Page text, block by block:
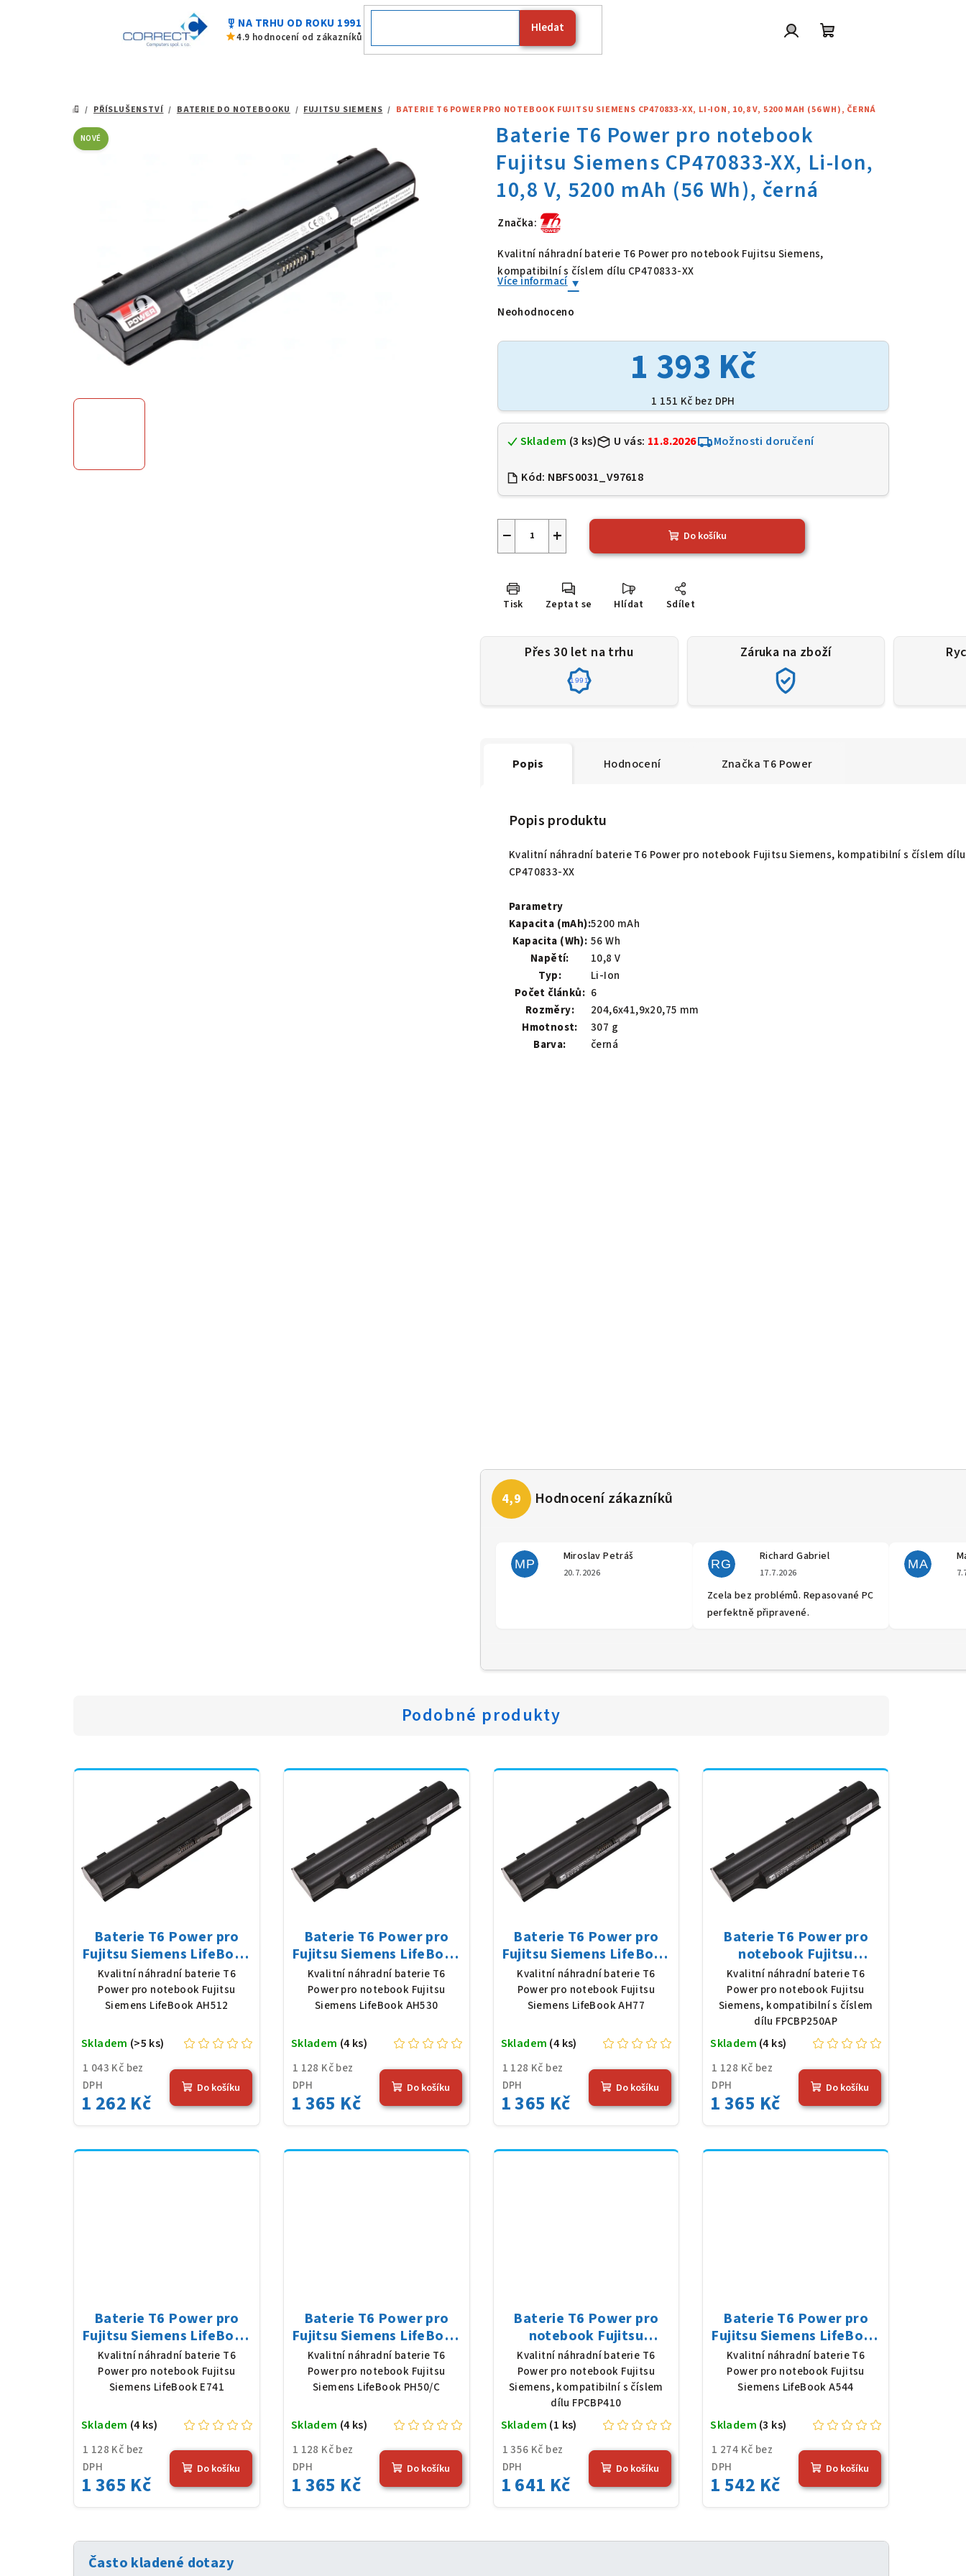
military_tech NA TRHU OD ROKU 1991
star4.9 hodnocení od zákazníků
Hledat
DOMŮ
/ PŘÍSLUŠENSTVÍ / BATERIE DO NOTEBOOKU / FUJITSU SIEMENS / BATERIE T6 POWER PRO NOTEBOOK FUJITSU SIEMENS CP470833-XX, LI-ION, 10,8 V, 5200 MAH (56 WH), ČERNÁ
Značka:
Baterie T6 Power pro notebook Fujitsu
Kvalitní náhradní baterie T6 Power pro notebook Fujitsu Siemens,
kompatibilní s číslem dílu CP470833-XX
Více informací
Průměrné
produktu
je
Neohodnoceno
1 393 Kč
1 151 Kč bez DPH
Skladem (3 ks) U vás: 11.8.2026 Možnosti doručení
Kód: NBFS0031_V97618
+
− Do košíku
Tisk Zeptat se Hlídat Sdílet
NOVÉ
Přes 30 let na trhu
1991
Záruka na zboží
Popis Hodnocení Značka T6 Power
Popis produktu
Kvalitní náhradní baterie T6 Power pro notebook Fujitsu Siemens, kompatibilní s číslem dílu
CP470833-XX
Parametry
Kapacita (mAh):5200 mAh
Kapacita (Wh): 56 Wh
Napětí:
10,8 V
Typ:
Li-Ion
Počet článků: 6
Rozměry:
204,6x41,9x20,75 mm
Hmotnost:
307 g
Barva:
černá
MP
Miroslav Petráš
Hodnocení obchodu je 5 z 5 hvězdiček.
20.7.2026
RG
Richard Gabriel
Hodnocení obchodu je 5 z 5
17.7.2026
Zcela bez problémů. Repasované PC
perfektně připravené.
MA
Podobné produkty
Baterie T6 Power pro
Fujitsu Siemens LifeBook
AH512, Li-Ion, 10,8 V,
5200 mAh (56 Wh), černá
Kvalitní náhradní baterie T6
Power pro notebook Fujitsu
Siemens LifeBook AH512
1 043 Kč bez
DPH
1 262 Kč
Skladem (>5 ks)
Do košíku
Baterie T6 Power pro
Fujitsu Siemens LifeBook
AH530, Li-Ion, 10,8 V,
5200 mAh (56 Wh), černá
Kvalitní náhradní baterie T6
Power pro notebook Fujitsu
Siemens LifeBook AH530
1 128 Kč bez
DPH
1 365 Kč
Skladem (4 ks)
Do košíku
Baterie T6 Power pro
Fujitsu Siemens LifeBook
AH77, Li-Ion, 10,8 V, 5200
mAh (56 Wh), černá
Kvalitní náhradní baterie T6
Power pro notebook Fujitsu
Siemens LifeBook AH77
1 128 Kč bez
DPH
1 365 Kč
Skladem (4 ks)
Do košíku
Baterie T6 Power pro
notebook Fujitsu
Siemens FPCBP250AP,
Li-Ion, 10,8 V, 5200 mAh
(56 Wh), černá
Kvalitní náhradní baterie T6
Power pro notebook Fujitsu
Siemens, kompatibilní s číslem
dílu FPCBP250AP
1 128 Kč bez
DPH
1 365 Kč
Skladem (4 ks)
Do košíku
Baterie T6 Power pro
Fujitsu Siemens LifeBook
E741, Li-Ion, 10,8 V, 5200
mAh (56 Wh), černá
Kvalitní náhradní baterie T6
Power pro notebook Fujitsu
Siemens LifeBook E741
1 128 Kč bez
DPH
1 365 Kč
Skladem (4 ks)
Do košíku
Baterie T6 Power pro
Fujitsu Siemens LifeBook
PH50/C, Li-Ion, 10,8 V,
5200 mAh (56 Wh), černá
Kvalitní náhradní baterie T6
Power pro notebook Fujitsu
Siemens LifeBook PH50/C
1 128 Kč bez
DPH
1 365 Kč
Skladem (4 ks)
Do košíku
Baterie T6 Power pro
notebook Fujitsu
Siemens FPCBP410, Li-
Poly, 14,8 V, 3240 mAh
(48 Wh), šedá
Kvalitní náhradní baterie T6
Power pro notebook Fujitsu
Siemens, kompatibilní s číslem
dílu FPCBP410
1 356 Kč bez
DPH
1 641 Kč
Skladem (1 ks)
Do košíku
Baterie T6 Power pro
Fujitsu Siemens LifeBook
A544, Li-Ion, 10,8 V, 5200
mAh (56 Wh), černá
Kvalitní náhradní baterie T6
Power pro notebook Fujitsu
Siemens LifeBook A544
1 274 Kč bez
DPH
1 542 Kč
Skladem (3 ks)
Do košíku
Často kladené dotazy
hvězdiček.